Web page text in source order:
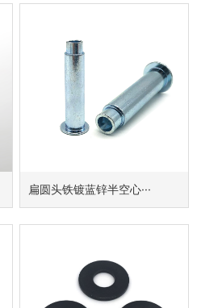
扁圆头铁镀蓝锌半空心···